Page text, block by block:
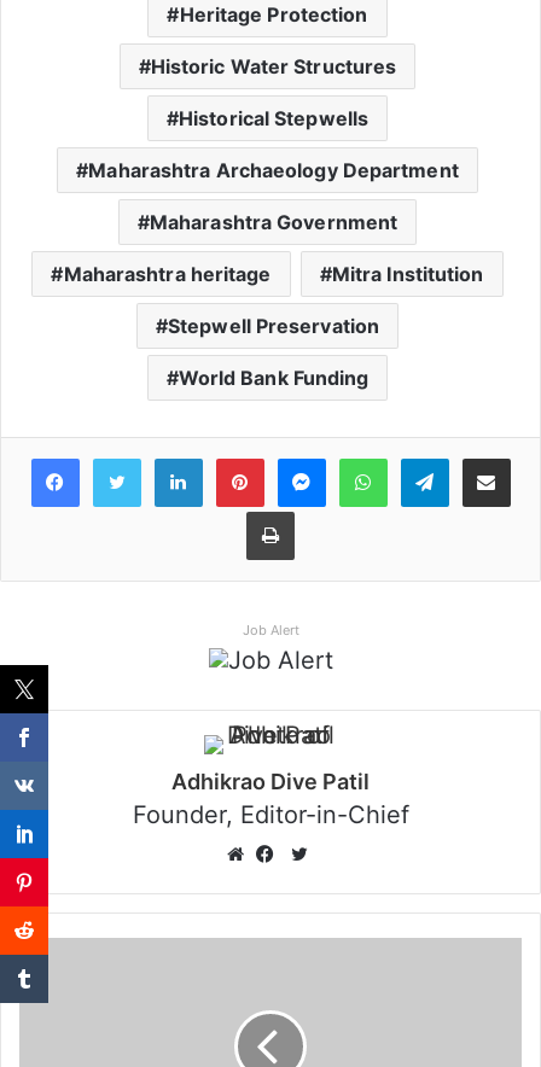
Heritage Protection
Historic Water Structures
Historical Stepwells
Maharashtra Archaeology Department
Maharashtra Government
Maharashtra heritage Mitra Institution
Stepwell Preservation
World Bank Funding
Facebook
TwitterLinkedInPinterestMessenger
WhatsApp
Print
Job Alert
Adhikrao Dive Patil
Founder, Editor-in-Chief
Twitter